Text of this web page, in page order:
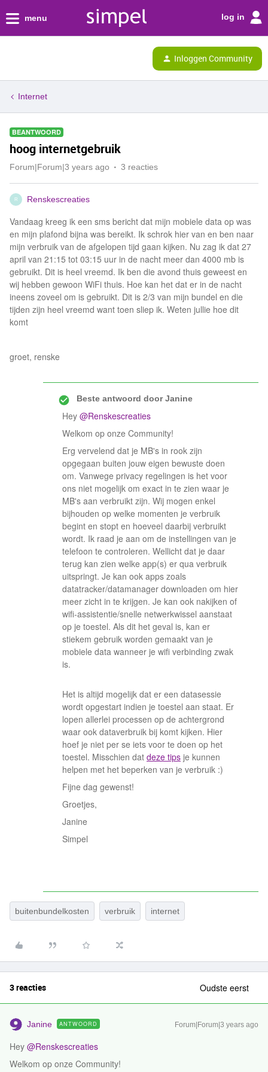
menu log in
Inloggen Community
Internet
BEANTWOORD
hoog internetgebruik
Forum|Forum|3 years ago 3 reacties
R Renskescreaties
Vandaag kreeg ik een sms bericht dat mijn mobiele data op was
en mijn plafond bijna was bereikt. Ik schrok hier van en ben naar
mijn verbruik van de afgelopen tijd gaan kijken. Nu zag ik dat 27
april van 21:15 tot 03:15 uur in de nacht meer dan 4000 mb is
gebruikt. Dit is heel vreemd. Ik ben die avond thuis geweest en
wij hebben gewoon WiFi thuis. Hoe kan het dat er in de nacht
ineens zoveel om is gebruikt. Dit is 2/3 van mijn bundel en die
tijden zijn heel vreemd want toen sliep ik. Weten jullie hoe dit
komt
groet, renske
Beste antwoord doorJanine
Hey @Renskescreaties
Welkom op onze Community!
Erg vervelend dat je MB's in rook zijn
opgegaan buiten jouw eigen bewuste doen
om. Vanwege privacy regelingen is het voor
ons niet mogelijk om exact in te zien waar je
MB's aan verbruikt zijn. Wij mogen enkel
bijhouden op welke momenten je verbruik
begint en stopt en hoeveel daarbij verbruikt
wordt. Ik raad je aan om de instellingen van je
telefoon te controleren. Wellicht dat je daar
terug kan zien welke app(s) er qua verbruik
uitspringt. Je kan ook apps zoals
datatracker/datamanager downloaden om hier
meer zicht in te krijgen. Je kan ook nakijken of
wifi-assistentie/snelle netwerkwissel aanstaat
op je toestel. Als dit het geval is, kan er
stiekem gebruik worden gemaakt van je
mobiele data wanneer je wifi verbinding zwak
is.
Het is altijd mogelijk dat er een datasessie
wordt opgestart indien je toestel aan staat. Er
lopen allerlei processen op de achtergrond
waar ook dataverbruik bij komt kijken. Hier
hoef je niet per se iets voor te doen op het
toestel. Misschien dat deze tips je kunnen
helpen met het beperken van je verbruik :)
Fijne dag gewenst!
Groetjes,
Janine
Simpel
buitenbundelkosten verbruik internet
3 reacties Oudste eerst
Janine ANTWOORD Forum|Forum|3 years ago
Hey @Renskescreaties
Welkom op onze Community!